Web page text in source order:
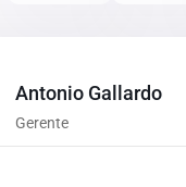
Antonio Gallardo
Gerente